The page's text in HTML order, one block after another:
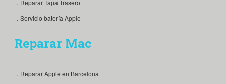
．Reparar Tapa Trasero
．Servicio batería Apple
Reparar Mac
．Reparar Apple en Barcelona